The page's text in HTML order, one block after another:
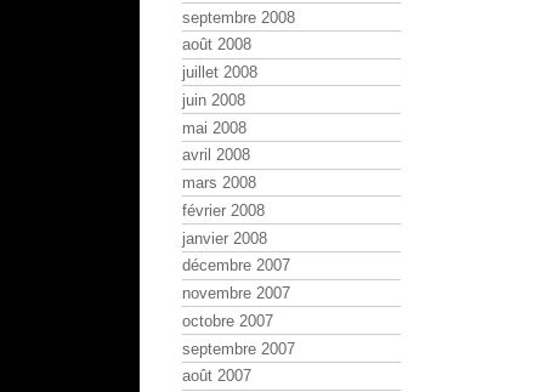
septembre 2008
août 2008
juillet 2008
juin 2008
mai 2008
avril 2008
mars 2008
février 2008
janvier 2008
décembre 2007
novembre 2007
octobre 2007
septembre 2007
août 2007